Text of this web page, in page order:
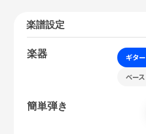
楽譜設定
楽器 ギター
ベース
簡単弾き